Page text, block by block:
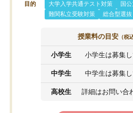
目的 大学入学共通テスト対策
国
難関私立受験対策
総合型選
授業料の目安 （税
小学生 小学生は募集
中学生 中学生は募集
高校生 詳細はお問い合